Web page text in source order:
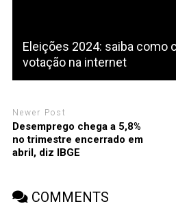
Eleições 2024: saiba como
votação na internet
Newer Post
Desemprego chega a 5,8%
no trimestre encerrado em
abril, diz IBGE
COMMENTS